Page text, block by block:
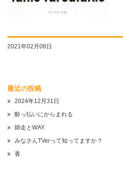
2021年02月08日
最近の投稿
2024年12月31日
酔っ払いにからまれる
師走とWAY
みなさんTVerって知ってますか？
香